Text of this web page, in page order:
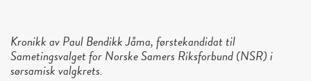
Kronikk avPaul Bendikk Jåma, førstekandidat til
Sametingsvalget for Norske Samers Riksforbund (NSR) i
sørsamisk valgkrets.